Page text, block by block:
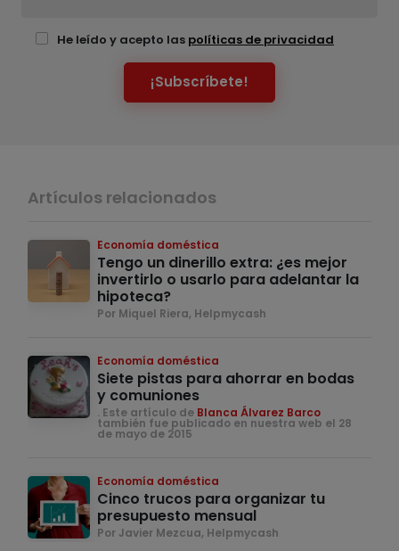
He leído y acepto las políticas de privacidad
¡Subscríbete!
Artículos relacionados
Economía doméstica
Tengo un dinerillo extra: ¿es mejor
invertirlo o usarlo para adelantar la
hipoteca?
Por Miquel Riera, Helpmycash
Economía doméstica
Siete pistas para ahorrar en bodas
y comuniones
. Este artículo de Blanca Álvarez Barco
también fue publicado en nuestra web el 28
de mayo de 2015
Economía doméstica
Cinco trucos para organizar tu
presupuesto mensual
Por Javier Mezcua, Helpmycash